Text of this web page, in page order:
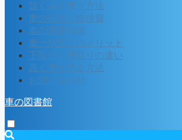
賢く車を買う方法
車の税金と維持費
車の基礎知識
車一括査定のメリット
下取りと買取りの違い
高く車を売る方法
お問い合わせ
車の図書館